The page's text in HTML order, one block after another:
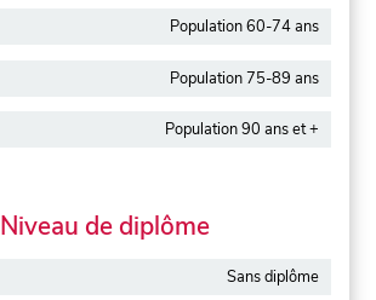
Population 60-74 ans
Population 75-89 ans
Population 90 ans et +
Niveau de diplôme
Sans diplôme